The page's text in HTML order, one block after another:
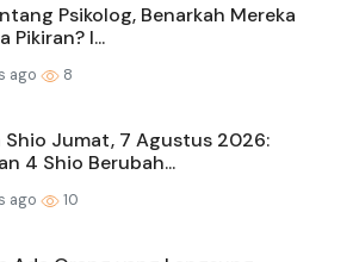
Psikolog, Benarkah Mereka
Pikiran? I...
ago 8
Shio Jumat, 7 Agustus 2026:
4 Shio Berubah...
ago 10